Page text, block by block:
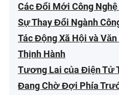
Các Đổi Mới Công
Sự Thay Đổi Ngành
Tác Động Xã Hội và
Thịnh Hành
Tương Lai của Điện Tử
Đang Chờ Đợi Phía